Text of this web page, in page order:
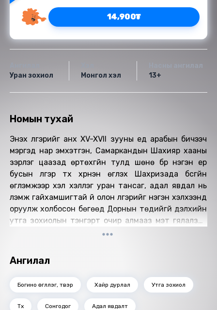
14,900₮
Уран зохиол
Монгол хэл
Насны ангилал
13+
Номын тухай
Энэхүү үлгэрийг анх XV-XVII зууны үед арабын бичээч
мэргэд нар эмхэтгэн, Самаркандын Шахияр хааны
зэрлэг цаазад өртөхгүйн тулд шөнө бүр нэгэн ер
бусын үлгэр түүх хүүрнэн өгүүлэх Шахризада бүсгүйн
өгүүлэмжээр хэл хэллэг уран тансаг, адал явдал нь
үлэмж гайхамшигтай үй олон үлгэрийг нэгэн хэлхээнд
оруулж холбосон бөгөөд Дорнын төдийгүй дэлхийн
утга зохиолын тэнгэрт очир алмааз мэт гялалзах
нэгэн сод бүтээл болж чадсан байна.
хаан бол Дундад Азийн Монголын нэгэн улсын
хаан гэсэн мэдээлэл байдаг.
"Арабын мянга нэгэн шөнийн үлгэр"-ийн уг эх нь
одоо бидний уншиж буйгаас хэдэн арав дахин том
бөгөөд хүнд хэцүү хэллэгтэй юм.
Ангилал
Богино өгүүллэг, түүвэр Хайр дурлал Утга зохиол
Түүх Сонгодог Адал явдалт